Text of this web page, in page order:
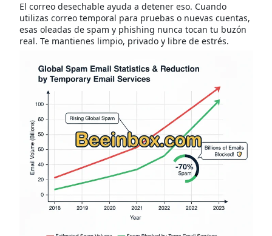
El correo desechable ayuda a detener eso. Cuando
utilizas correo temporal para pruebas o nuevas cuentas,
esas oleadas de spam y phishing nunca tocan tu buzón
real. Te mantienes limpio, privado y libre de estrés.